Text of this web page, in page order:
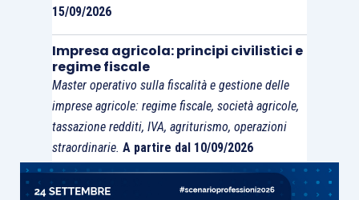
15/09/2026
Impresa agricola: principi civilistici e
regime fiscale
Master operativo sulla fiscalità e gestione delle
imprese agricole: regime fiscale, società agricole,
tassazione redditi, IVA, agriturismo, operazioni
straordinarie. A partire dal 10/09/2026